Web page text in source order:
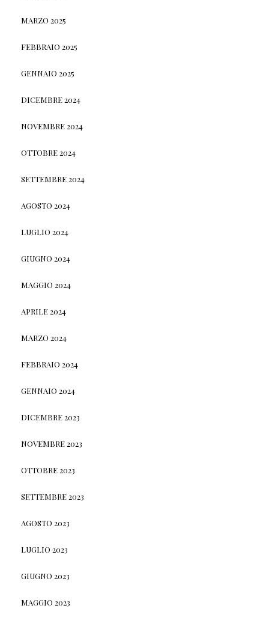
MARZO 2025
FEBBRAIO 2025
GENNAIO 2025
DICEMBRE 2024
NOVEMBRE 2024
OTTOBRE 2024
SETTEMBRE 2024
AGOSTO 2024
LUGLIO 2024
GIUGNO 2024
MAGGIO 2024
APRILE 2024
MARZO 2024
FEBBRAIO 2024
GENNAIO 2024
DICEMBRE 2023
NOVEMBRE 2023
OTTOBRE 2023
SETTEMBRE 2023
AGOSTO 2023
LUGLIO 2023
GIUGNO 2023
MAGGIO 2023